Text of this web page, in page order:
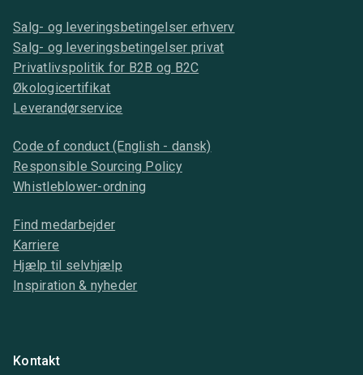
Salg- og leveringsbetingelser erhverv
Salg- og leveringsbetingelser privat
Privatlivspolitik for B2B og B2C
Økologicertifikat
Leverandørservice
Code of conduct (English - dansk)
Responsible Sourcing Policy
Whistleblower-ordning
Find medarbejder
Karriere
Hjælp til selvhjælp
Inspiration & nyheder
Kontakt